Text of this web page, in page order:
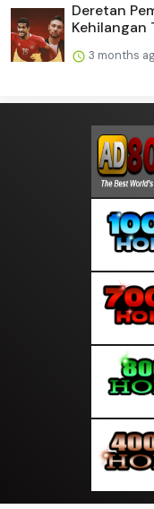
Deretan
Kehilangan
3 months